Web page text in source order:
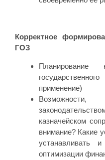
Корректное
ГОЗ
Планирование
применение)
казначейском
внимание? Какие
устанавливать
оптимизации